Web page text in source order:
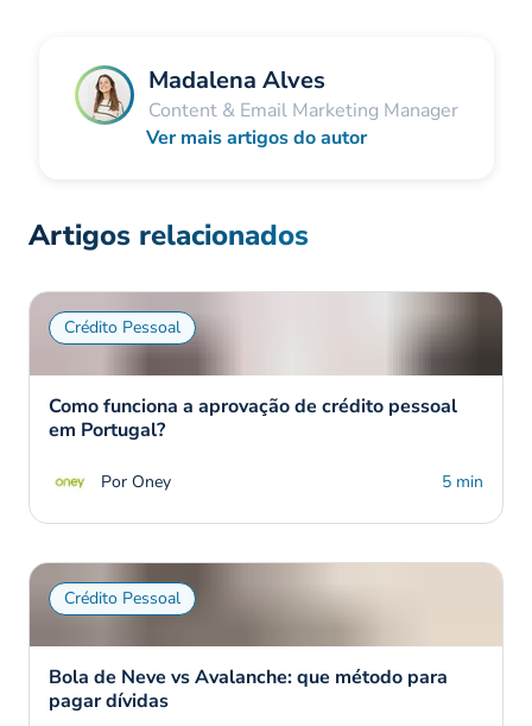
Madalena Alves
Content & Email Marketing Manager
Ver mais artigos do autor
Artigos relacionados
Crédito Pessoal
Como funciona a aprovação de crédito pessoal
em Portugal?
Por Oney 5 min
Crédito Pessoal
Bola de Neve vs Avalanche: que método para
pagar dívidas